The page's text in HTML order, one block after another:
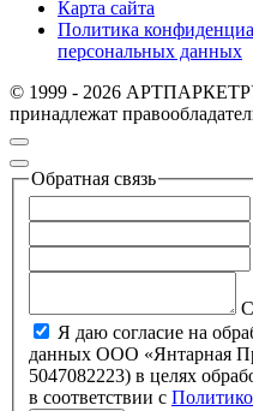
Карта сайта
Политика
персональных данных
© 1999 - 2026
принадлежат
Обратная связь
Я даю согласие на
данных ООО «Янтарная
5047082223) в целях обработки запроса и обратной связи,
в соответствии с